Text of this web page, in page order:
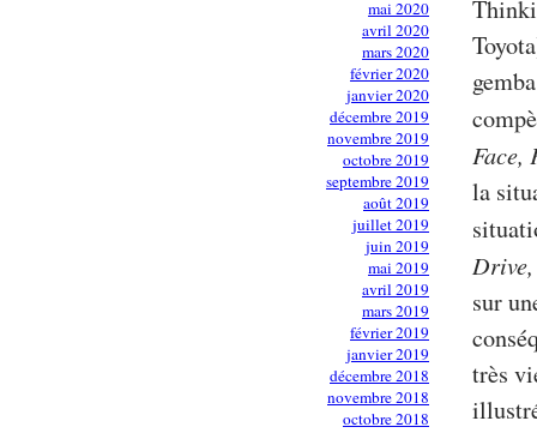
mai 2020
avril 2020
mars 2020
février 2020
janvier 2020
décembre 2019
novembre 2019
octobre 2019
septembre 2019
août 2019
juillet 2019
juin 2019
mai 2019
avril 2019
mars 2019
février 2019
janvier 2019
décembre 2018
novembre 2018
octobre 2018
Face,
la
sur
très